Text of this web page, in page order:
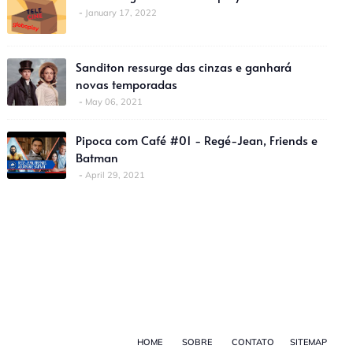
January 17, 2022
Sanditon ressurge das cinzas e ganhará
novas temporadas
May 06, 2021
Pipoca com Café #01 - Regé-Jean, Friends e
Batman
April 29, 2021
HOME SOBRE CONTATO SITEMAP